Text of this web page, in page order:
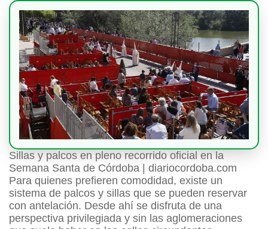
Sillas y palcos en pleno recorrido oficial en la
Semana Santa de Córdoba | diariocordoba.com
Para quienes prefieren comodidad, existe un
sistema de palcos y sillas que se pueden reservar
con antelación. Desde ahí se disfruta de una
perspectiva privilegiada y sin las aglomeraciones